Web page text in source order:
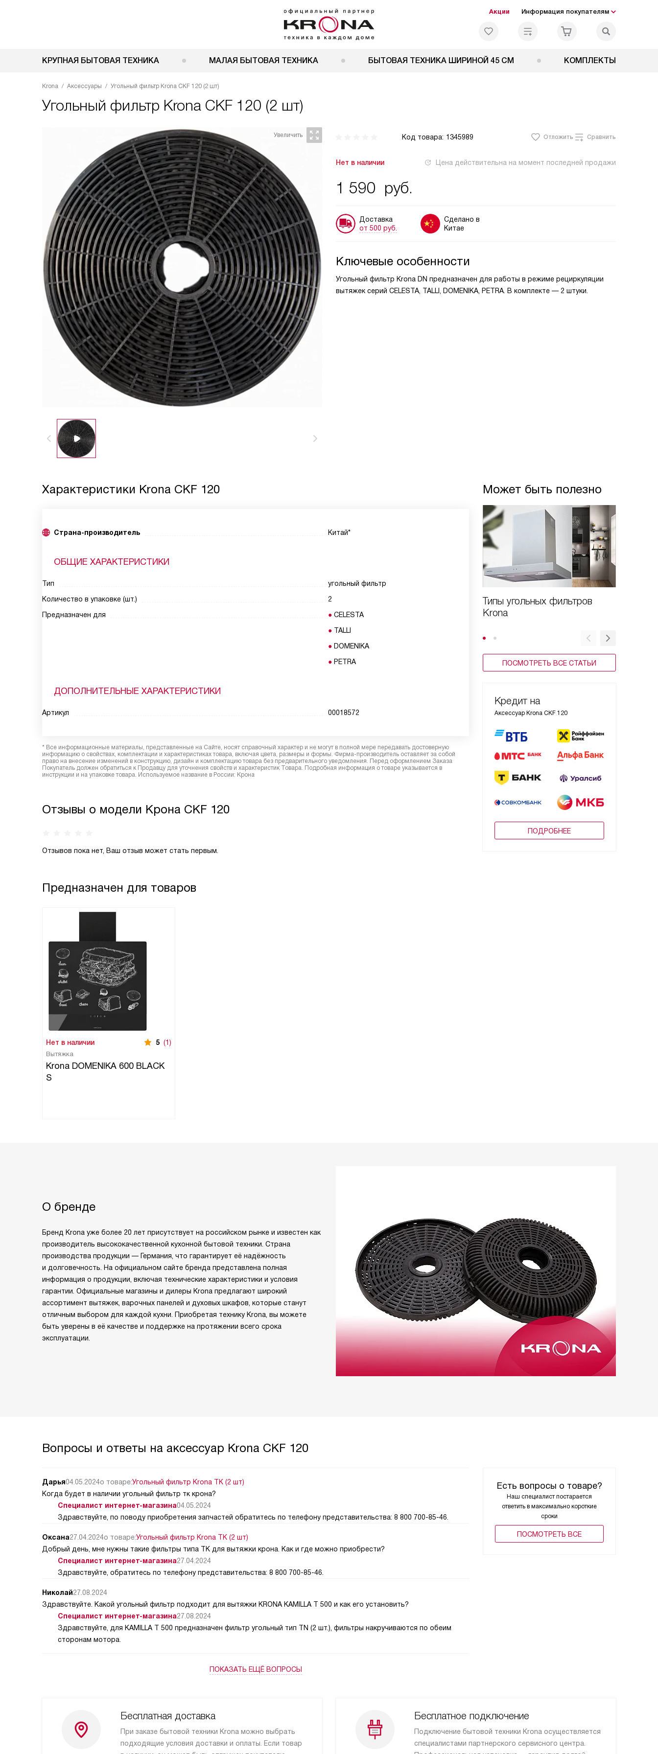
Акции Информация покупателям
КРУПНАЯ БЫТОВАЯ ТЕХНИКА МАЛАЯ БЫТОВАЯ ТЕХНИКА БЫТОВАЯ ТЕХНИКА ШИРИНОЙ 45 СМ КОМПЛЕКТЫ
Krona Аксессуары Угольный фильтр Krona CKF 120 (2 шт)
Угольный фильтр Krona CKF 120 (2 шт)
Код товара: 1345989 Отложить Сравнить
Нет в наличии Цена действительна на момент последней продажи
1 590 руб.
Доставка
от 500 руб.
Сделано в
Китае
Ключевые особенности
Угольный фильтр Krona DN предназначен для работы в режиме рециркуляции
вытяжек серий CELESTA, TALLI, DOMENIKA, PETRA. В комплекте — 2 штуки.
Может быть полезно
Типы угольных фильтров
Krona
ПОСМОТРЕТЬ ВСЕ СТАТЬИ
Кредит на
Аксессуар Krona CKF 120
ПОДРОБНЕЕ
Характеристики Krona CKF 120
Страна-производитель Китай*
ОБЩИЕ ХАРАКТЕРИСТИКИ
Тип
угольный фильтр
Количество в упаковке (шт.)
2
Предназначен для
CELESTA
TALLI
DOMENIKA
PETRA
ДОПОЛНИТЕЛЬНЫЕ ХАРАКТЕРИСТИКИ
Артикул 00018572
* Все информационные материалы, представленные на Сайте, носят справочный характер и не могут в полной мере передавать достоверную
информацию о свойствах, комплектации и характеристиках товара, включая цвета, размеры и формы. Фирма-производитель оставляет за собой
право на внесение изменений в конструкцию, дизайн и комплектацию товара без предварительного уведомления. Перед оформлением Заказа
Покупатель должен обратиться к Продавцу для уточнения свойств и характеристик Товара. Подробная информация о товаре указывается в
инструкции и на упаковке товара. Используемое название в России: Крона
Отзывы о модели Крона CKF 120
Отзывов пока нет, Ваш отзыв может стать первым.
Предназначен для товаров
Нет в наличии 5 (1)
Вытяжка
Krona DOMENIKA 600 BLACK
S
О бренде
Бренд Krona уже более 20 лет присутствует на российском рынке и известен как
производитель высококачественной кухонной бытовой техники. Страна
производства продукции — Германия, что гарантирует её надёжность
и долговечность. На официальном сайте бренда представлена полная
информация о продукции, включая технические характеристики и условия
гарантии. Официальные магазины и дилеры Krona предлагают широкий
ассортимент вытяжек, варочных панелей и духовых шкафов, которые станут
отличным выбором для каждой кухни. Приобретая технику Krona, вы можете
быть уверены в её качестве и поддержке на протяжении всего срока
эксплуатации.
Вопросы и ответы на аксессуар Krona CKF 120
Есть вопросы о товаре?
Наш специалист постарается
ответить в максимально короткие
сроки
ПОCМОТРЕТЬ ВСЕ
Дарья04.05.2024о товаре:Угольный фильтр Krona TK (2 шт)
Когда будет в наличии угольный фильтр тк крона?
Специалист интернет-магазина04.05.2024
Здравствуйте, по поводу приобретения запчастей обратитесь по телефону представительства: 8 800 700-85-46.
Оксана27.04.2024о товаре:Угольный фильтр Krona TK (2 шт)
Добрый день, мне нужны такие фильтры типа ТК для вытяжки крона. Как и где можно приобрести?
Специалист интернет-магазина27.04.2024
Здравствуйте, обратитесь по телефону представительства: 8 800 700-85-46.
Николай27.08.2024
Здравствуйте. Какой угольный фильтр подходит для вытяжки KRONA KAMILLA T 500 и как его установить?
Специалист интернет-магазина27.08.2024
Здравствуйте, для KAMILLA T 500 предназначен фильтр угольный тип TN (2 шт.), фильтры накручиваются по обеим
сторонам мотора.
ПОКАЗАТЬ ЕЩЁ ВОПРОСЫ
Бесплатная доставка
При заказе бытовой техники Krona можно выбрать
подходящие условия доставки и оплаты. Если товар
Бесплатное подключение
Подключение бытовой техники Krona осуществляется
специалистами партнерского сервисного центра.